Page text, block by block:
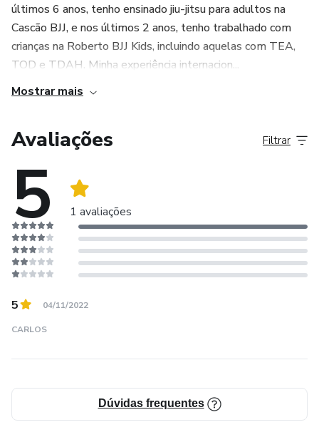
últimos 6 anos, tenho ensinado jiu-jitsu para adultos na
Cascão BJJ, e nos últimos 2 anos, tenho trabalhado com
crianças na Roberto BJJ Kids, incluindo aquelas com TEA,
TOD e TDAH. Minha experiência internacion...
Mostrar mais
Avaliações
5 1 avaliações
Filtrar
5 04/11/2022
CARLOS
Dúvidas frequentes